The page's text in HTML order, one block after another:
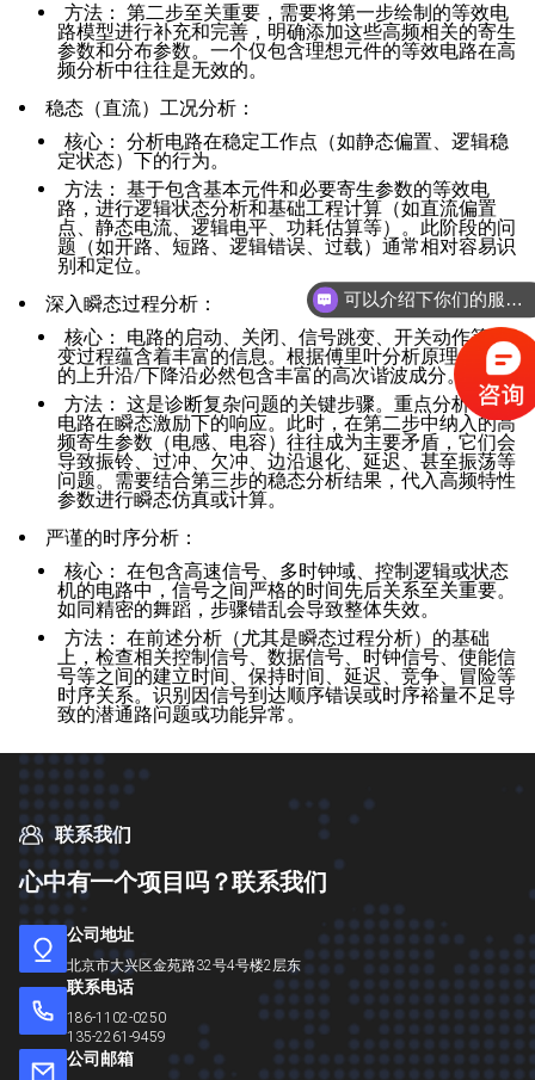
方法： 第二步至关重要，需要将第一步绘制的等效电
路模型进行补充和完善，明确添加这些高频相关的寄生
参数和分布参数。一个仅包含理想元件的等效电路在高
频分析中往往是无效的。
稳态（直流）工况分析：
核心： 分析电路在稳定工作点（如静态偏置、逻辑稳
定状态）下的行为。
方法： 基于包含基本元件和必要寄生参数的等效电
路，进行逻辑状态分析和基础工程计算（如直流偏置
点、静态电流、逻辑电平、功耗估算等）。此阶段的问
题（如开路、短路、逻辑错误、过载）通常相对容易识
别和定位。
深入瞬态过程分析：
核心：
电路的启动、关闭、信号跳变、开关动作等突
变过程蕴含着丰富的信息。根据傅里叶分析原理，陡峭
的上升沿/下降沿必然包含丰富的高次谐波成分。
方法： 这是诊断复杂问题的关键步骤。重点分析等效
电路在瞬态激励下的响应。此时，在第二步中纳入的高
频寄生参数（电感、电容）往往成为主要矛盾，它们会
导致振铃、过冲、欠冲、边沿退化、延迟、甚至振荡等
问题。需要结合第三步的稳态分析结果，代入高频特性
参数进行瞬态仿真或计算。
严谨的时序分析：
核心： 在包含高速信号、多时钟域、控制逻辑或状态
机的电路中，信号之间严格的时间先后关系至关重要。
如同精密的舞蹈，步骤错乱会导致整体失效。
方法： 在前述分析（尤其是瞬态过程分析）的基础
上，检查相关控制信号、数据信号、时钟信号、使能信
号等之间的建立时间、保持时间、延迟、竞争、冒险等
时序关系。识别因信号到达顺序错误或时序裕量不足导
致的潜通路问题或功能异常。
联系我们
心中有一个项目 吗？联系我们
公司地址
北京市大兴区金苑路32号4号楼2层东
联系电话
186-1102-0250
135-2261-9459
公司邮箱
可以介绍下你们的服务内容么？